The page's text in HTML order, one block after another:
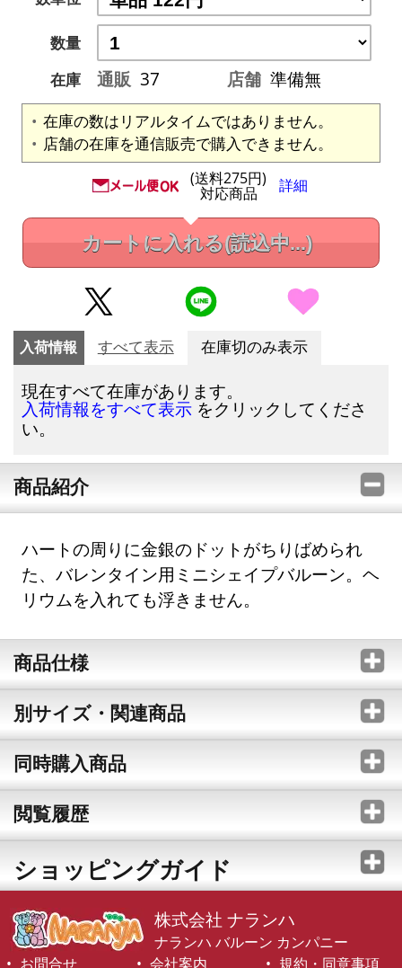
数量
在庫
通販 37 店舗 準備無
在庫の数はリアルタイムではありません。
店舗の在庫を通信販売で購入できません。
(送料275円)
対応商品 詳細
カートに入れる(読込中...)
入荷情報 すべて表示 在庫切のみ表示
現在すべて在庫があります。
入荷情報をすべて表示 をクリックしてくださ
い。
商品紹介
ハートの周りに金銀のドットがちりばめられ
た、バレンタイン用ミニシェイプバルーン。ヘ
リウムを入れても浮きません。
商品仕様
別サイズ・関連商品
同時購入商品
閲覧履歴
ショッピングガイド
株式会社 ナランハ
ナランハ バルーン カンパニー
お問合せ
会社案内 規約・同意事項